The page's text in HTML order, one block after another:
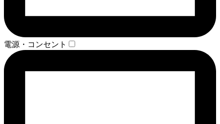
電源・コンセント